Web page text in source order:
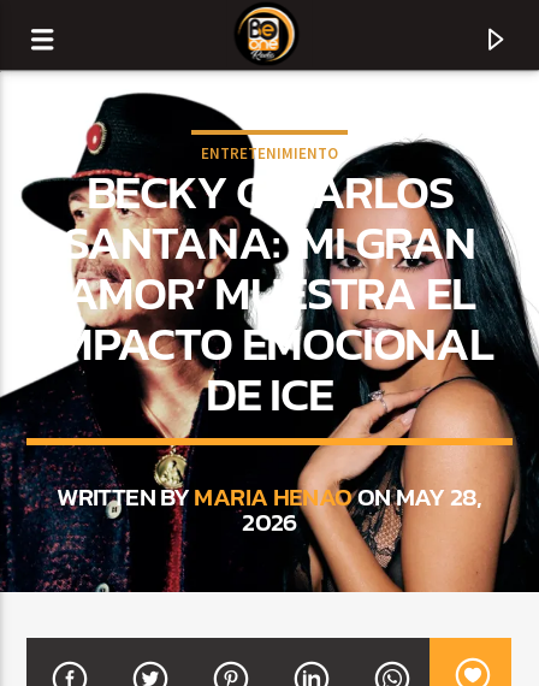
CURRENT TRACK
TITLE
ARTIST
CURRENT SHOW
DJ MIX
12:00 AM 2:00 AM
ENTRETENIMIENTO
BECKY G, CARLOS
SANTANA: ‘MI GRAN
AMOR’ MUESTRA EL
IMPACTO EMOCIONAL
DE ICE
WRITTEN BYMARIA HENAOON MAY 28,
2026